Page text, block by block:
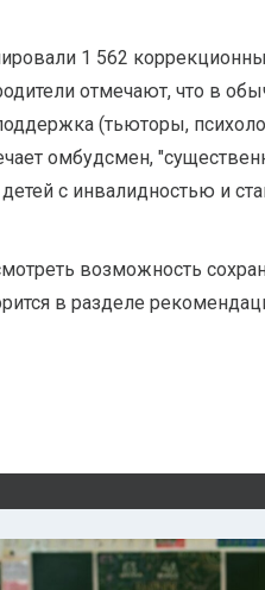
1 562
отмечают, что в
(тьюторы,
омбудсмен,
с инвалидностью и
возможность
в разделе